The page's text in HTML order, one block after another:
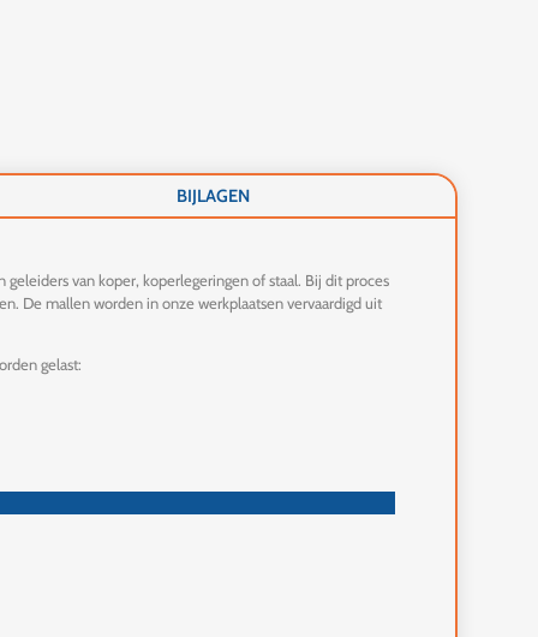
BIJLAGEN
van koper, koperlegeringen of staal. Bij dit proces
De mallen worden in onze werkplaatsen vervaardigd uit
gelast: